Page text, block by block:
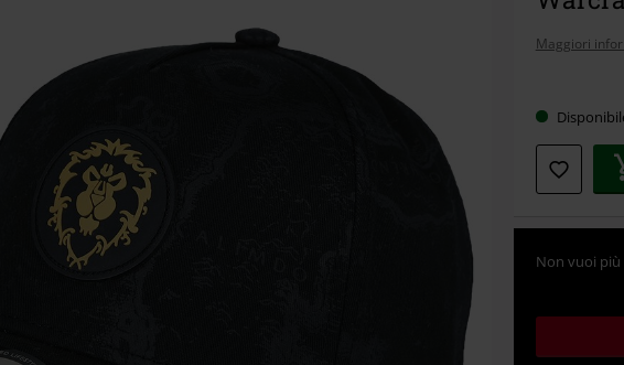
Maggiori
Scegli
la
tua
taglia
Non vuoi più